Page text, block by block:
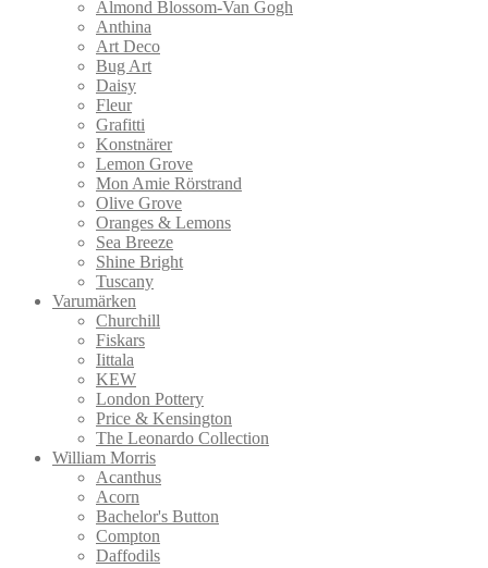
Almond Blossom-Van Gogh
Anthina
Art Deco
Bug Art
Daisy
Fleur
Grafitti
Konstnärer
Lemon Grove
Mon Amie Rörstrand
Olive Grove
Oranges & Lemons
Sea Breeze
Shine Bright
Tuscany
Varumärken
Churchill
Fiskars
Iittala
KEW
London Pottery
Price & Kensington
The Leonardo Collection
William Morris
Acanthus
Acorn
Bachelor's Button
Compton
Daffodils